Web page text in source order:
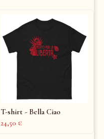
T-shirt - Bella Ciao
24,50 €